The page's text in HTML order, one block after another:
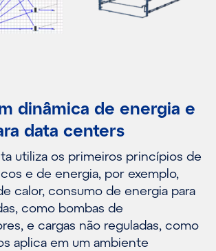
dinâmica de energia e
data centers
utiliza os primeiros princípios de
e de energia, por exemplo,
calor, consumo de energia para
como bombas de
e cargas não reguladas, como
aplica em um ambiente